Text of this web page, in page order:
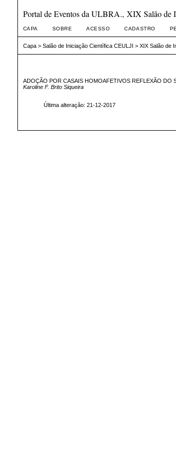
Portal de Eventos da ULBRA., XIX Salão de
CAPA SOBRE ACESSO CADASTRO
Capa> Salão de Iniciação Científica CEULJI > XIX Salão de
ADOÇÃO POR CASAIS HOMOAFETIVOS REFLEXÃO DO
Karoline F. Brito Siqueira
Última alteração: 21-12-2017